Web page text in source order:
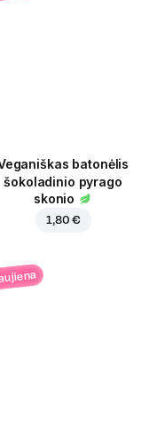
batonėlis
šokoladinio pyrago
skonio
1,80 €